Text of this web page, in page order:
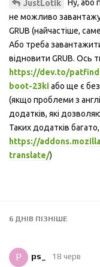
JustLotik
Ну, або
не можливо
GRUB (найчастіше,
Або треба
відновити GRUB. Ось
https://dev.to/
boot-23kiабо ще є
(якщо проблеми з
додатків, які
Таких додатків
https://
translate/)
6 ДНІВ ПІЗНІШЕ
P ps_ 18 черв